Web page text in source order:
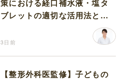
策における経口補水液・塩タ
ブレットの適切な活用法と水
3日前
【整形外科医監修】子どもの